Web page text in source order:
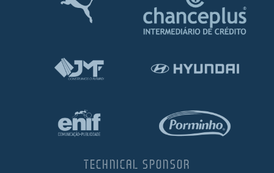
TECHNICAL SPONSOR